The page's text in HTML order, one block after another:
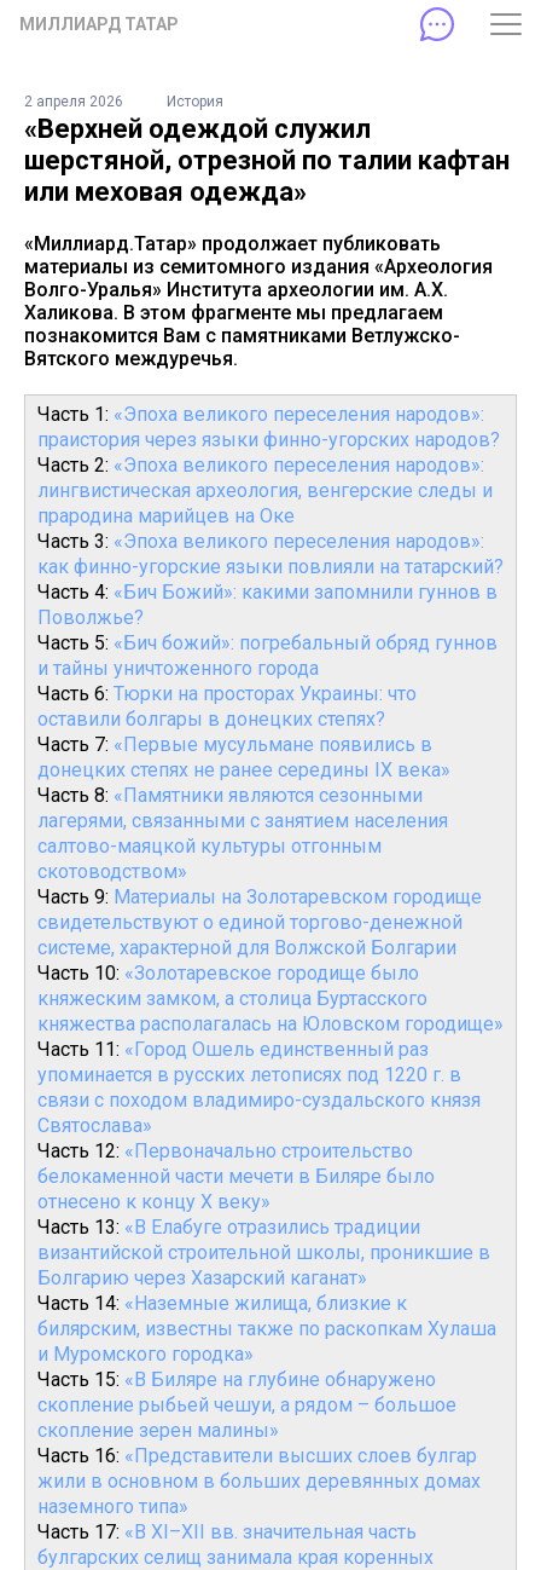
МИЛЛИАРД ТАТАР
2 апреля 2026 История
«Верхней одеждой служил
шерстяной, отрезной по талии кафтан
или меховая одежда»
«Миллиард.Татар» продолжает публиковать
материалы из семитомного издания «Археология
Волго-Уралья» Института археологии им. А.Х.
Халикова. В этом фрагменте мы предлагаем
познакомится Вам с памятниками Ветлужско-
Вятского междуречья.
Часть 1: «Эпоха великого переселения народов»:
праистория через языки финно-угорских народов?
Часть 2: «Эпоха великого переселения народов»:
лингвистическая археология, венгерские следы и
прародина марийцев на Оке
Часть 3: «Эпоха великого переселения народов»:
как финно-угорские языки повлияли на татарский?
Часть 4: «Бич Божий»: какими запомнили гуннов в
Поволжье?
Часть 5: «Бич божий»: погребальный обряд гуннов
и тайны уничтоженного города
Часть 6: Тюрки на просторах Украины: что
оставили болгары в донецких степях?
Часть 7: «Первые мусульмане появились в
донецких степях не ранее середины IX века»
Часть 8: «Памятники являются сезонными
лагерями, связанными с занятием населения
салтово-маяцкой культуры отгонным
скотоводством»
Часть 9: Материалы на Золотаревском городище
свидетельствуют о единой торгово-денежной
системе, характерной для Волжской Болгарии
Часть 10: «Золотаревское городище было
княжеским замком, а столица Буртасского
княжества располагалась на Юловском городище»
Часть 11: «Город Ошель единственный раз
упоминается в русских летописях под 1220 г. в
связи с походом владимиро-суздальского князя
Святослава»
Часть 12: «Первоначально строительство
белокаменной части мечети в Биляре было
отнесено к концу X веку»
Часть 13: «В Елабуге отразились традиции
византийской строительной школы, проникшие в
Болгарию через Хазарский каганат»
Часть 14: «Наземные жилища, близкие к
билярским, известны также по раскопкам Хулаша
и Муромского городка»
Часть 15: «В Биляре на глубине обнаружено
скопление рыбьей чешуи, а рядом – большое
скопление зерен малины»
Часть 16: «Представители высших слоев булгар
жили в основном в больших деревянных домах
наземного типа»
Часть 17: «В XI–XII вв. значительная часть
булгарских селищ занимала края коренных